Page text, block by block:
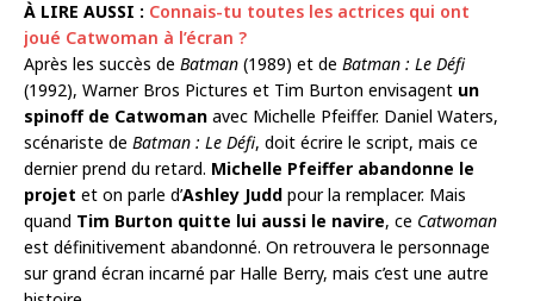
À LIRE AUSSI : Connais-tu toutes les actrices qui ont
joué Catwoman à l’écran ?
Après les succès de Batman (1989) et de Batman : Le Défi
(1992), Warner Bros Pictures et Tim Burton envisagent un
spinoff de Catwoman avec Michelle Pfeiffer. Daniel Waters,
scénariste de Batman : Le Défi, doit écrire le script, mais ce
dernier prend du retard. Michelle Pfeiffer abandonne le
projet et on parle d’Ashley Judd pour la remplacer. Mais
quand Tim Burton quitte lui aussi le navire, ce Catwoman
est définitivement abandonné. On retrouvera le personnage
sur grand écran incarné par Halle Berry, mais c’est une autre